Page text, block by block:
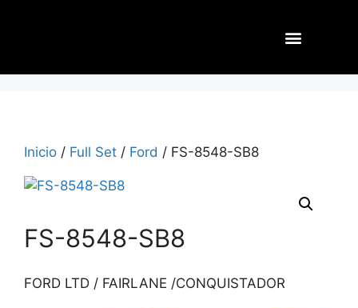
Inicio / Full Set / Ford / FS-8548-SB8
FS-8548-SB8
FORD LTD / FAIRLANE /CONQUISTADOR